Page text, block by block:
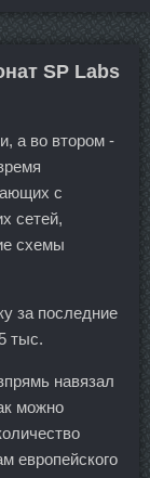
SP Labs
а во втором -
с
сетей,
схемы
за последние
тыс.
навязал
можно
европейского